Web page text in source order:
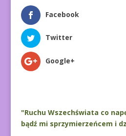
Facebook
Twitter
Google+
"Ruchu Wszechświata co
bądź mi sprzymierzeńcem i